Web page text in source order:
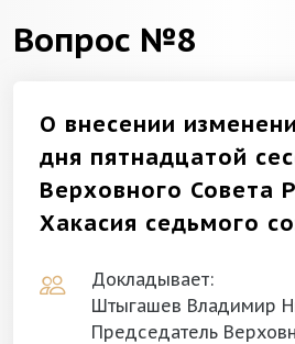
Вопрос №8
О внесении
дня пятнадцатой
Верховного Совета
Хакасия седьмого
Докладывает:
Штыгашев Владимир
Председатель